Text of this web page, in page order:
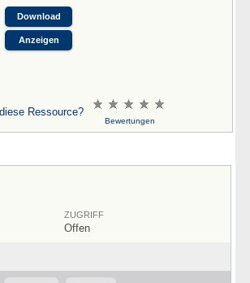
Download
Anzeigen
Ressource?
Bewertungen
ZUGRIFF
Offen